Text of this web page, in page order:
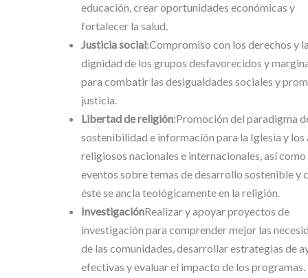
educación, crear oportunidades económicas y
fortalecer la salud.
Justicia social:Compromiso con los derechos y
dignidad de los grupos desfavorecidos y
para combatir las desigualdades sociales y
justicia.
Libertad de religión:Promoción del paradigma
sostenibilidad e información para la Iglesia y los
religiosos nacionales e internacionales, así como
eventos sobre temas de desarrollo sostenible y
éste se ancla teológicamente en la religión.
InvestigaciónRealizar y apoyar proyectos de
investigación para comprender mejor las
de las comunidades, desarrollar estrategias de
efectivas y evaluar el impacto de los programas.